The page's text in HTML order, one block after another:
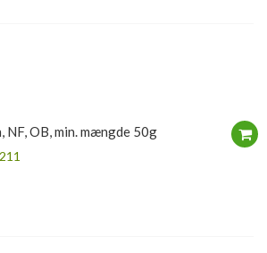
NF, OB, min. mængde 50g